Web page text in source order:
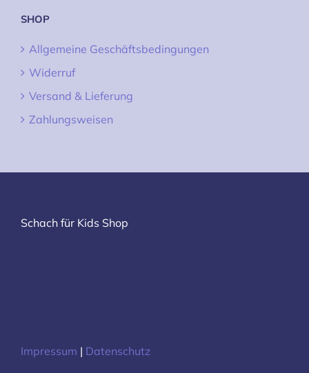
SHOP
Allgemeine Geschäftsbedingungen
Widerruf
Versand & Lieferung
Zahlungsweisen
Schach für Kids Shop
Impressum | Datenschutz